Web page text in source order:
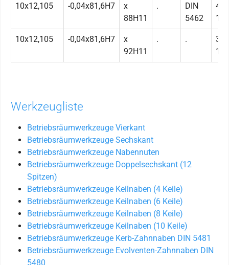
10x12,105 -0,04x81,6H7
x
88H11
.
DIN
5462
40-
120
10x12,105 -0,04x81,6H7
x
92H11
. .
36-
100
Werkzeugliste
Betriebsräumwerkzeuge Vierkant
Betriebsräumwerkzeuge Sechskant
Betriebsräumwerkzeuge Nabennuten
Betriebsräumwerkzeuge Doppelsechskant (12
Spitzen)
Betriebsräumwerkzeuge Keilnaben (4 Keile)
Betriebsräumwerkzeuge Keilnaben (6 Keile)
Betriebsräumwerkzeuge Keilnaben (8 Keile)
Betriebsräumwerkzeuge Keilnaben (10 Keile)
Betriebsräumwerkzeuge Kerb-Zahnnaben DIN 5481
Betriebsräumwerkzeuge Evolventen-Zahnnaben DIN
5480